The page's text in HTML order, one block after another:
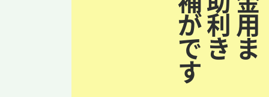
が利用
できま
す